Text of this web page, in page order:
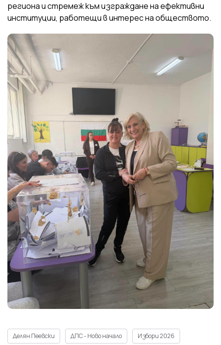
региона и стремеж към изграждане на ефективни
институции, работещи в интерес на обществото.
Делян Пеевски ДПС - Ново начало Избори 2026